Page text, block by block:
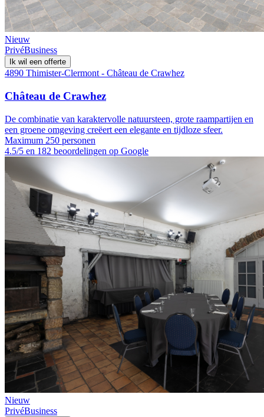
Nieuw
PrivéBusiness
Ik wil een offerte
4890 Thimister-Clermont - Château de Crawhez
Château de Crawhez
De combinatie van karaktervolle natuursteen, grote raampartijen en
een groene omgeving creëert een elegante en tijdloze sfeer.
Maximum 250 personen
4.5/5 en 182 beoordelingen op Google
Nieuw
PrivéBusiness